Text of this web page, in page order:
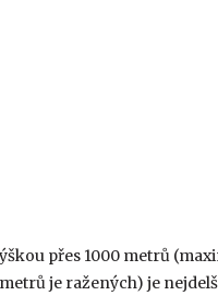
přes 1000 metrů
je ražených) je